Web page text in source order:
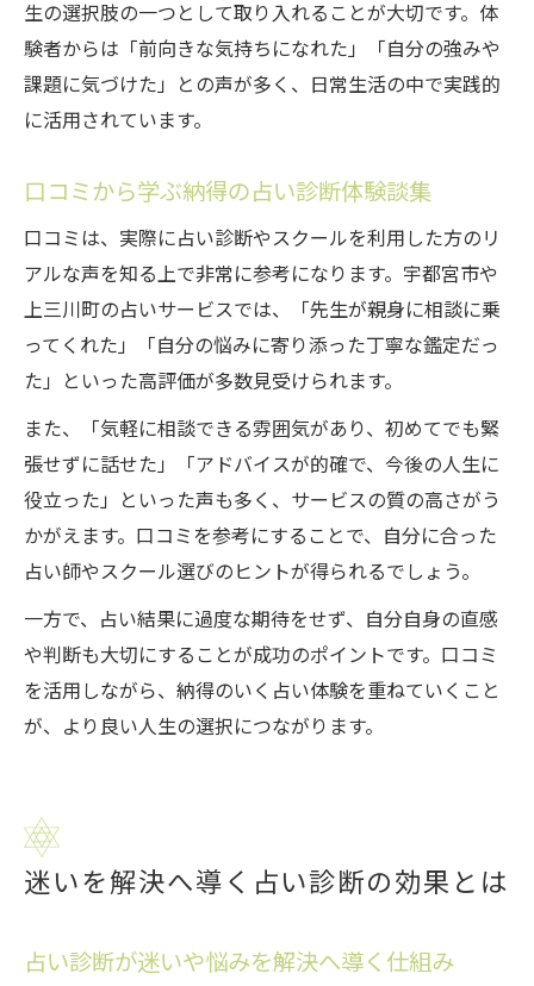
生の選択肢の一つとして取り入れることが大切です。体
験者からは「前向きな気持ちになれた」「自分の強みや
課題に気づけた」との声が多く、日常生活の中で実践的
に活用されています。
口コミから学ぶ納得の占い診断体験談集
口コミは、実際に占い診断やスクールを利用した方のリ
アルな声を知る上で非常に参考になります。宇都宮市や
上三川町の占いサービスでは、「先生が親身に相談に乗
ってくれた」「自分の悩みに寄り添った丁寧な鑑定だっ
た」といった高評価が多数見受けられます。
また、「気軽に相談できる雰囲気があり、初めてでも緊
張せずに話せた」「アドバイスが的確で、今後の人生に
役立った」といった声も多く、サービスの質の高さがう
かがえます。口コミを参考にすることで、自分に合った
占い師やスクール選びのヒントが得られるでしょう。
一方で、占い結果に過度な期待をせず、自分自身の直感
や判断も大切にすることが成功のポイントです。口コミ
を活用しながら、納得のいく占い体験を重ねていくこと
が、より良い人生の選択につながります。
迷いを解決へ導く占い診断の効果とは
占い診断が迷いや悩みを解決へ導く仕組み